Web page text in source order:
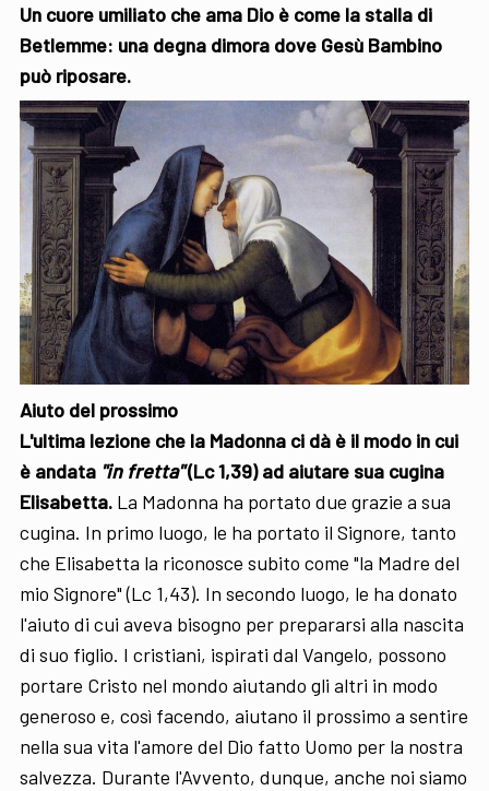
Un cuore umiliato che ama Dio è come la stalla di
Betlemme: una degna dimora dove Gesù Bambino
può riposare.
Aiuto del prossimo
L'ultima lezione che la Madonna ci dà è il modo in cui
è andata "in fretta"(Lc 1,39) ad aiutare sua cugina
Elisabetta. La Madonna ha portato due grazie a sua
cugina. In primo luogo, le ha portato il Signore, tanto
che Elisabetta la riconosce subito come "la Madre del
mio Signore" (Lc 1,43). In secondo luogo, le ha donato
l'aiuto di cui aveva bisogno per prepararsi alla nascita
di suo figlio. I cristiani, ispirati dal Vangelo, possono
portare Cristo nel mondo aiutando gli altri in modo
generoso e, così facendo, aiutano il prossimo a sentire
nella sua vita l'amore del Dio fatto Uomo per la nostra
salvezza. Durante l'Avvento, dunque, anche noi siamo